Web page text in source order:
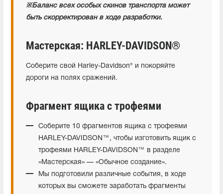
※Баланс всех особых скинов транспорта может
быть скорректирован в ходе разработки.
Мастерская: HARLEY-DAVIDSON®
Соберите свой Harley-Davidson® и покоряйте
дороги на полях сражений.
Фрагмент ящика с трофеями
Соберите 10 фрагментов ящика с трофеями
HARLEY-DAVIDSON™, чтобы изготовить ящик с
трофеями HARLEY-DAVIDSON™ в разделе
«Мастерская» — «Обычное создание».
Мы подготовили различные события, в ходе
которых вы сможете заработать фрагменты